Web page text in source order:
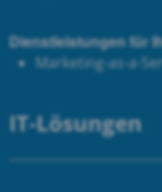
Dienstleistungen für
Marketing-as-a-
IT-Lösungen